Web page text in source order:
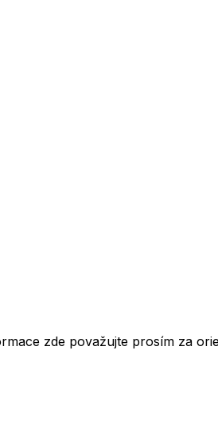
zde považujte prosím za